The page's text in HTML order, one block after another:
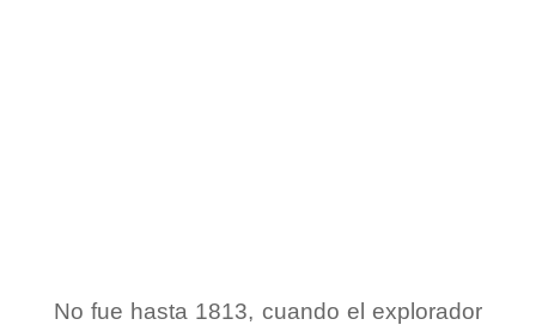
No fue hasta 1813, cuando el explorador